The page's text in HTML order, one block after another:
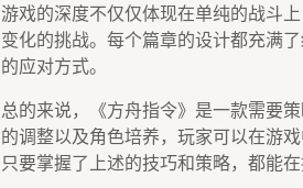
游戏的深度不仅仅体现在单纯的战斗
变化的挑战。每个篇章的设计都充满
的应对方式。
总的来说，《方舟指令》是一款需要
的调整以及角色培养，玩家可以在游
只要掌握了上述的技巧和策略，都能